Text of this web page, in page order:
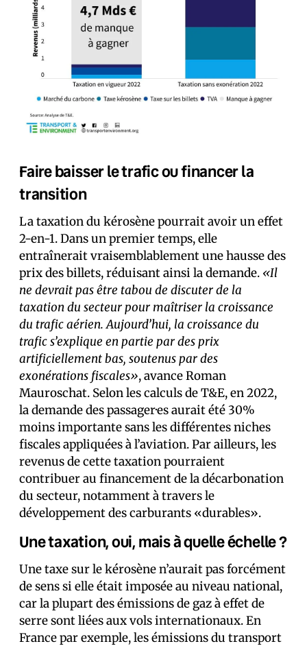
Faire baisser le trafic ou financer la
transition
La taxation du kérosène pourrait avoir un effet
2-en-1. Dans un premier temps, elle
entraînerait vraisemblablement une hausse des
prix des billets, réduisant ainsi la demande. «Il
ne devrait pas être tabou de discuter de la
taxation du secteur pour maîtriser la croissance
du trafic aérien. Aujourd’hui, la croissance du
trafic s’explique en partie par des prix
artificiellement bas, soutenus par des
exonérations fiscales», avance Roman
Mauroschat. Selon les calculs de T&E, en 2022,
la demande des passager·es aurait été 30%
moins importante sans les différentes niches
fiscales appliquées à l’aviation. Par ailleurs, les
revenus de cette taxation pourraient
contribuer au financement de la décarbonation
du secteur, notamment à travers le
développement des carburants «durables».
Une taxation, oui, mais à quelle échelle ?
Une taxe sur le kérosène n’aurait pas forcément
de sens si elle était imposée au niveau national,
car la plupart des émissions de gaz à effet de
serre sont liées aux vols internationaux. En
France par exemple, les émissions du transport